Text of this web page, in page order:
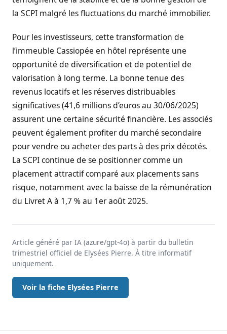
la SCPI malgré les fluctuations du marché immobilier.
Pour les investisseurs, cette transformation de
l’immeuble Cassiopée en hôtel représente une
opportunité de diversification et de potentiel de
valorisation à long terme. La bonne tenue des
revenus locatifs et les réserves distribuables
significatives (41,6 millions d’euros au 30/06/2025)
assurent une certaine sécurité financière. Les associés
peuvent également profiter du marché secondaire
pour vendre ou acheter des parts à des prix décotés.
La SCPI continue de se positionner comme un
placement attractif comparé aux placements sans
risque, notamment avec la baisse de la rémunération
du Livret A à 1,7 % au 1er août 2025.
Article généré par IA (azure/gpt-4o) à partir du bulletin
trimestriel officiel de Elysées Pierre. À titre informatif
uniquement.
Voir la fiche Elysées Pierre